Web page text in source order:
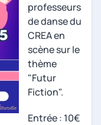
professeurs
de danse du
CREA en
scène sur le
thème
"Futur
Fiction".
Entrée : 10€